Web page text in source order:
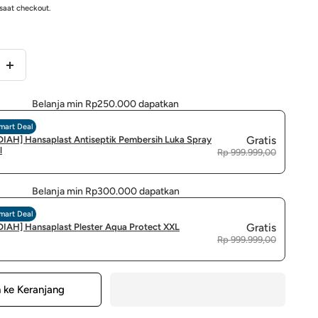
checkout.
untuk
Vitamin
600IU
30
Gummy
Vitkids
Gummy
Belanja min Rp250.000 dapatkan
Deal
Hansaplast Antiseptik Pembersih Luka Spray
Gratis
Rp 999.999,00
Belanja min Rp300.000 dapatkan
Deal
Hansaplast Plester Aqua Protect XXL Gratis
Rp 999.999,00
ke Keranjang